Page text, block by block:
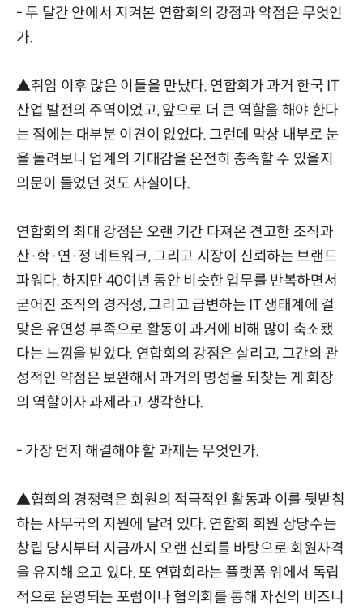
- 두 달간 안에서 지켜본 연합회의 강점과 약점은 무엇인
가.
▲취임 이후 많은 이들을 만났다. 연합회가 과거 한국 IT
산업 발전의 주역이었고, 앞으로 더 큰 역할을 해야 한다
는 점에는 대부분 이견이 없었다. 그런데 막상 내부로 눈
을 돌려보니 업계의 기대감을 온전히 충족할 수 있을지
의문이 들었던 것도 사실이다.
연합회의 최대 강점은 오랜 기간 다져온 견고한 조직과
산·학·연·정 네트워크, 그리고 시장이 신뢰하는 브랜드
파워다. 하지만 40여년 동안 비슷한 업무를 반복하면서
굳어진 조직의 경직성, 그리고 급변하는 IT 생태계에 걸
맞은 유연성 부족으로 활동이 과거에 비해 많이 축소됐
다는 느낌을 받았다. 연합회의 강점은 살리고, 그간의 관
성적인 약점은 보완해서 과거의 명성을 되찾는 게 회장
의 역할이자 과제라고 생각한다.
- 가장 먼저 해결해야 할 과제는 무엇인가.
▲협회의 경쟁력은 회원의 적극적인 활동과 이를 뒷받침
하는 사무국의 지원에 달려 있다. 연합회 회원 상당수는
창립 당시부터 지금까지 오랜 신뢰를 바탕으로 회원자격
을 유지해 오고 있다. 또 연합회라는 플랫폼 위에서 독립
적으로 운영되는 포럼이나 협의회를 통해 자신의 비즈니